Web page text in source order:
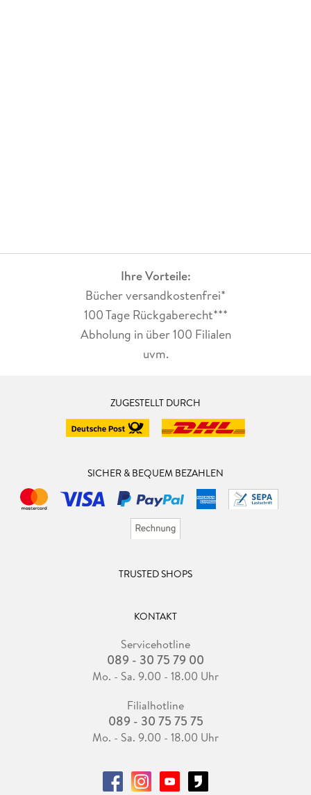
Ihre Vorteile:
Bücher versandkostenfrei*
100 Tage Rückgaberecht***
Abholung in über 100 Filialen
uvm.
ZUGESTELLT DURCH
SICHER & BEQUEM BEZAHLEN
TRUSTED SHOPS
KONTAKT
Servicehotline
089 - 30 75 79 00
Mo. - Sa. 9.00 - 18.00 Uhr
Filialhotline
089 - 30 75 75 75
Mo. - Sa. 9.00 - 18.00 Uhr